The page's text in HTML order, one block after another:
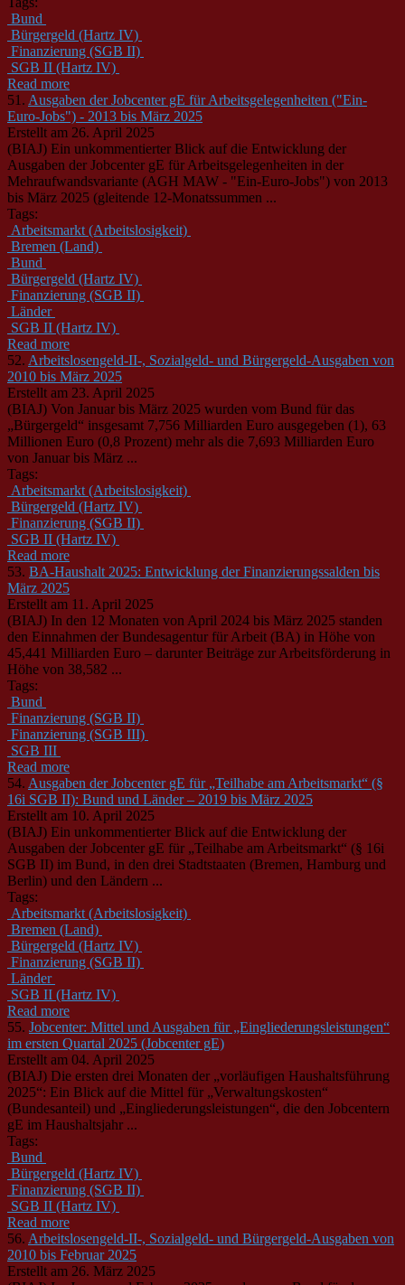
Bund
Bürgergeld (Hartz IV)
Finanzierung (SGB II)
SGB II (Hartz IV)
Read more
51. Ausgaben der Jobcenter gE für Arbeitsgelegenheiten ("Ein-
Euro-Jobs") - 2013 bis März 2025
Erstellt am 26. April 2025
(BIAJ) Ein unkommentierter Blick auf die Entwicklung der
Ausgaben der Jobcenter gE für Arbeitsgelegenheiten in der
Mehraufwandsvariante (AGH MAW - "Ein-Euro-Jobs") von 2013
bis März 2025 (gleitende 12-Monatssummen ...
Tags:
Arbeitsmarkt (Arbeitslosigkeit)
Bremen (Land)
Bund
Bürgergeld (Hartz IV)
Finanzierung (SGB II)
Länder
SGB II (Hartz IV)
Read more
52. Arbeitslosengeld-II-, Sozialgeld- und Bürgergeld-Ausgaben von
2010 bis März 2025
Erstellt am 23. April 2025
(BIAJ) Von Januar bis März 2025 wurden vom Bund für das
„Bürgergeld“ insgesamt 7,756 Milliarden Euro ausgegeben (1), 63
Millionen Euro (0,8 Prozent) mehr als die 7,693 Milliarden Euro
von Januar bis März ...
Tags:
Arbeitsmarkt (Arbeitslosigkeit)
Bürgergeld (Hartz IV)
Finanzierung (SGB II)
SGB II (Hartz IV)
Read more
53. BA-Haushalt 2025: Entwicklung der Finanzierungssalden bis
März 2025
Erstellt am 11. April 2025
(BIAJ) In den 12 Monaten von April 2024 bis März 2025 standen
den Einnahmen der Bundesagentur für Arbeit (BA) in Höhe von
45,441 Milliarden Euro – darunter Beiträge zur Arbeitsförderung in
Höhe von 38,582 ...
Tags:
Bund
Finanzierung (SGB II)
Finanzierung (SGB III)
SGB III
Read more
54. Ausgaben der Jobcenter gE für „Teilhabe am Arbeitsmarkt“ (§
16i SGB II): Bund und Länder – 2019 bis März 2025
Erstellt am 10. April 2025
(BIAJ) Ein unkommentierter Blick auf die Entwicklung der
Ausgaben der Jobcenter gE für „Teilhabe am Arbeitsmarkt“ (§ 16i
SGB II) im Bund, in den drei Stadtstaaten (Bremen, Hamburg und
Berlin) und den Ländern ...
Tags:
Arbeitsmarkt (Arbeitslosigkeit)
Bremen (Land)
Bürgergeld (Hartz IV)
Finanzierung (SGB II)
Länder
SGB II (Hartz IV)
Read more
55. Jobcenter: Mittel und Ausgaben für „Eingliederungsleistungen“
im ersten Quartal 2025 (Jobcenter gE)
Erstellt am 04. April 2025
(BIAJ) Die ersten drei Monaten der „vorläufigen Haushaltsführung
2025“: Ein Blick auf die Mittel für „Verwaltungskosten“
(Bundesanteil) und „Eingliederungsleistungen“, die den Jobcentern
gE im Haushaltsjahr ...
Tags:
Bund
Bürgergeld (Hartz IV)
Finanzierung (SGB II)
SGB II (Hartz IV)
Read more
56. Arbeitslosengeld-II-, Sozialgeld- und Bürgergeld-Ausgaben von
2010 bis Februar 2025
Erstellt am 26. März 2025